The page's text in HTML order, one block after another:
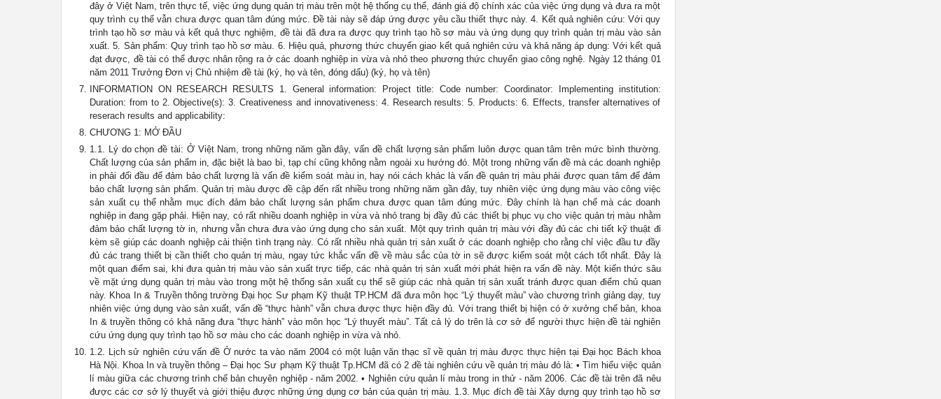
đây ở Việt Nam, trên thực tế, việc ứng dụng quản trị màu trên một hệ thống cụ thể, đánh giá độ chính xác của việc ứng dụng và đưa ra một
quy trình cụ thể vẫn chưa được quan tâm đúng mức. Đề tài này sẽ đáp ứng được yêu cầu thiết thực này. 4. Kết quả nghiên cứu: Với quy
trình tạo hồ sơ màu và kết quả thực nghiệm, đề tài đã đưa ra được quy trình tạo hồ sơ màu và ứng dụng quy trình quản trị màu vào sản
xuất. 5. Sản phẩm: Quy trình tạo hồ sơ màu. 6. Hiệu quả, phương thức chuyển giao kết quả nghiên cứu và khả năng áp dụng: Với kết quả
đạt được, đề tài có thể được nhân rộng ra ở các doanh nghiệp in vừa và nhỏ theo phương thức chuyển giao công nghệ. Ngày 12 tháng 01
năm 2011 Trưởng Đơn vị Chủ nhiệm đề tài (ký, họ và tên, đóng dấu) (ký, họ và tên)
INFORMATION ON RESEARCH RESULTS 1. General information: Project title: Code number: Coordinator: Implementing institution:
Duration: from to 2. Objective(s): 3. Creativeness and innovativeness: 4. Research results: 5. Products: 6. Effects, transfer alternatives of
reserach results and applicability:
CHƯƠNG 1: MỞ ĐẦU
1.1. Lý do chọn đề tài: Ở Việt Nam, trong những năm gần đây, vấn đề chất lượng sản phẩm luôn được quan tâm trên mức bình thường.
Chất lượng của sản phẩm in, đặc biệt là bao bì, tạp chí cũng không nằm ngoài xu hướng đó. Một trong những vấn đề mà các doanh nghiệp
in phải đối đầu để đảm bảo chất lượng là vấn đề kiểm soát màu in, hay nói cách khác là vấn đề quản trị màu phải được quan tâm để đảm
bảo chất lượng sản phẩm. Quản trị màu được đề cập đến rất nhiều trong những năm gần đây, tuy nhiên việc ứng dụng màu vào công việc
sản xuất cụ thể nhằm mục đích đảm bảo chất lượng sản phẩm chưa được quan tâm đúng mức. Đây chính là hạn chế mà các doanh
nghiệp in đang gặp phải. Hiện nay, có rất nhiều doanh nghiệp in vừa và nhỏ trang bị đầy đủ các thiết bị phục vụ cho việc quản trị màu nhằm
đảm bảo chất lượng tờ in, nhưng vẫn chưa đưa vào ứng dụng cho sản xuất. Một quy trình quản trị màu với đầy đủ các chi tiết kỹ thuật đi
kèm sẽ giúp các doanh nghiệp cải thiện tình trạng này. Có rất nhiều nhà quản trị sản xuất ở các doanh nghiệp cho rằng chỉ việc đầu tư đầy
đủ các trang thiết bị cần thiết cho quản trị màu, ngay tức khắc vấn đề về màu sắc của tờ in sẽ được kiểm soát một cách tốt nhất. Đây là
một quan điểm sai, khi đưa quản trị màu vào sản xuất trực tiếp, các nhà quản trị sản xuất mới phát hiện ra vấn đề này. Một kiến thức sâu
về mặt ứng dụng quản trị màu vào trong một hệ thống sản xuất cụ thể sẽ giúp các nhà quản trị sản xuất tránh được quan điểm chủ quan
này. Khoa In & Truyền thông trường Đại học Sư phạm Kỹ thuật TP.HCM đã đưa môn học “Lý thuyết màu” vào chương trình giảng dạy, tuy
nhiên việc ứng dụng vào sản xuất, vấn đề “thực hành” vẫn chưa được thực hiện đầy đủ. Với trang thiết bị hiện có ở xưởng chế bản, khoa
In & truyền thông có khả năng đưa “thực hành” vào môn học “Lý thuyết màu”. Tất cả lý do trên là cơ sở để người thực hiện đề tài nghiên
cứu ứng dụng quy trình tạo hồ sơ màu cho các doanh nghiệp in vừa và nhỏ.
1.2. Lịch sử nghiên cứu vấn đề Ở nước ta vào năm 2004 có một luận văn thạc sĩ về quản trị màu được thực hiện tại Đại học Bách khoa
Hà Nội. Khoa In và truyền thông – Đại học Sư phạm Kỹ thuật Tp.HCM đã có 2 đề tài nghiên cứu về quản trị màu đó là: • Tìm hiểu việc quản
lí màu giữa các chương trình chế bản chuyên nghiệp - năm 2002. • Nghiên cứu quản lí màu trong in thử - năm 2006. Các đề tài trên đã nêu
được các cơ sở lý thuyết và giới thiệu được những ứng dụng cơ bản của quản trị màu. 1.3. Mục đích đề tài Xây dựng quy trình tạo hồ sơ